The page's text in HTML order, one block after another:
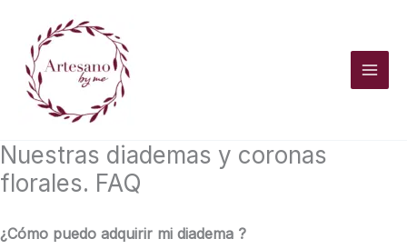
contenido
Nuestras diademas y coronas
florales. FAQ
¿Cómo puedo adquirir mi diadema ?